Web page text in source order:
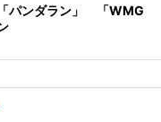
パンダラン」 「WMG